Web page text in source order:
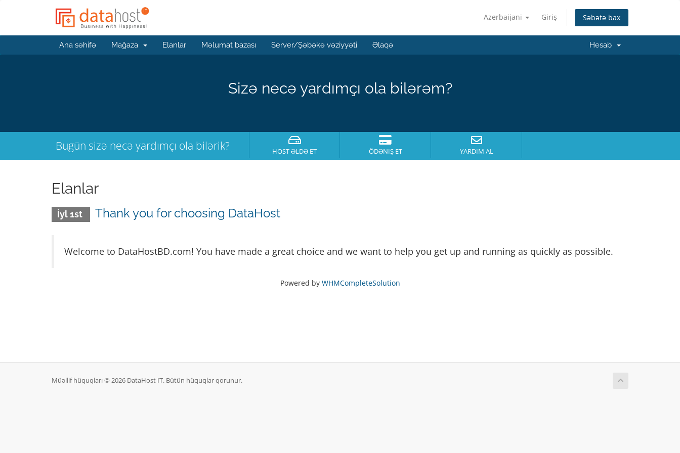
Azerbaijani Giriş Səbətə bax
Ana səhifə Mağaza Elanlar Məlumat bazası Server/Şəbəkə vəziyyəti Əlaqə Hesab
Sizə necə yardımçı ola bilərəm?
Bugün sizə necə yardımçı ola bilərik? HOST ƏLDƏ ET ÖDƏNIŞ ET YARDIM AL
Elanlar
İyl 1st Thank you for choosing DataHost
Welcome to DataHostBD.com! You have made a great choice and we want to help you get up and running as quickly as possible.
Powered by WHMCompleteSolution
Müəllif hüquqları © 2026 DataHost IT. Bütün hüquqlar qorunur.